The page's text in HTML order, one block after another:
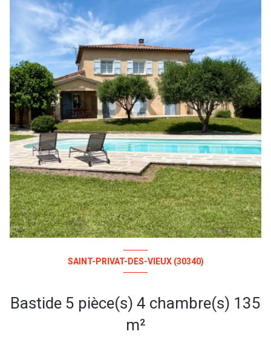
SAINT-PRIVAT-DES-VIEUX (30340)
Bastide 5 pièce(s) 4 chambre(s) 135
m²